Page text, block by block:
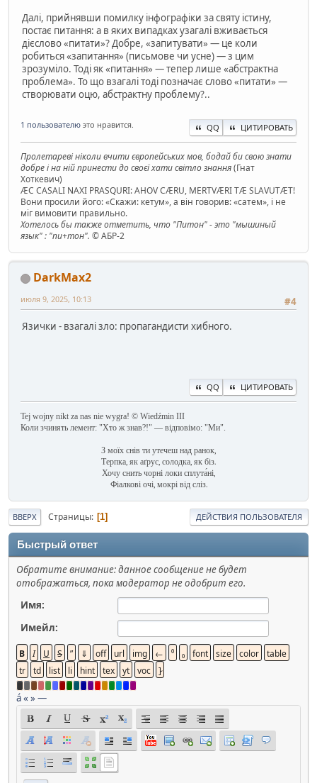
Далі, прийнявши помилку інфографіки за святу істину,
постає питання: а в яких випадках узагалі вживається
дієслово «питати»? Добре, «запитувати» — це коли
робиться «запитання» (письмове чи усне) — з цим
зрозуміло. Тоді як «питання» — тепер лише «абстрактна
проблема». То що взагалі тоді позначає слово «питати» —
створювати оцю, абстрактну проблему?..
1 пользователю это нравится. QQ ЦИТИРОВАТЬ
Пролетареві ніколи вчити європейських мов, бодай би свою знати
добре і на ній принести до своєї хати світло знання(Гнат
Хоткевич)
ÆC CASALI NAXI PRASQURI: AHOV CÆRU, MERTVÆRI TÆ SLAVUTÆT!
Вони просили його: «Скажи: кетум», а він говорив: «сатем», і не
міг вимовити правильно.
Хотелось бы также отметить, что "Питон" - это "мышиный
язык" : "пи+тон". © АБР-2
DarkMax2
#4
июля 9, 2025, 10:13
Язички - взагалі зло: пропагандисти хибного.
QQ ЦИТИРОВАТЬ
Tej wojny nikt za nas nie wygra! © Wiedźmin III
Коли зчинять лемент: "Хто ж знав?!" — відповімо: "Ми".
З моїх снів ти утечеш над ранок,
Терпка, як аґрус, солодка, як біз.
Хочу снить чорні локи сплута́ні,
Фіалкові очі, мокрі від сліз.
ВВЕРХ Страницы 1 ДЕЙСТВИЯ ПОЛЬЗОВАТЕЛЯ
Быстрый ответ
Обратите внимание: данное сообщение не будет
отображаться, пока модератор не одобрит его.
Имя:
Имейл:
á« »—